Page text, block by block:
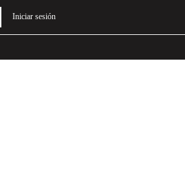
Iniciar sesión